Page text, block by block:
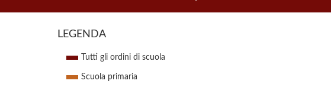
LEGENDA
Tutti gli ordini di scuola
Scuola primaria